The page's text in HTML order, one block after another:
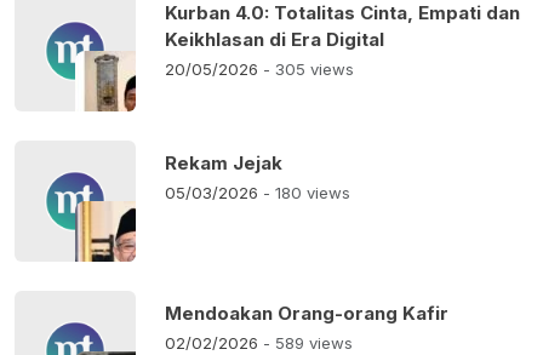
Kurban 4.0: Totalitas Cinta, Empati dan
Keikhlasan di Era Digital
20/05/2026 - 305 views
Rekam Jejak
05/03/2026 - 180 views
Mendoakan Orang-orang Kafir
02/02/2026 - 589 views